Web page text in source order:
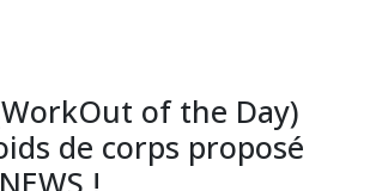
of the Day)
de corps proposé
!